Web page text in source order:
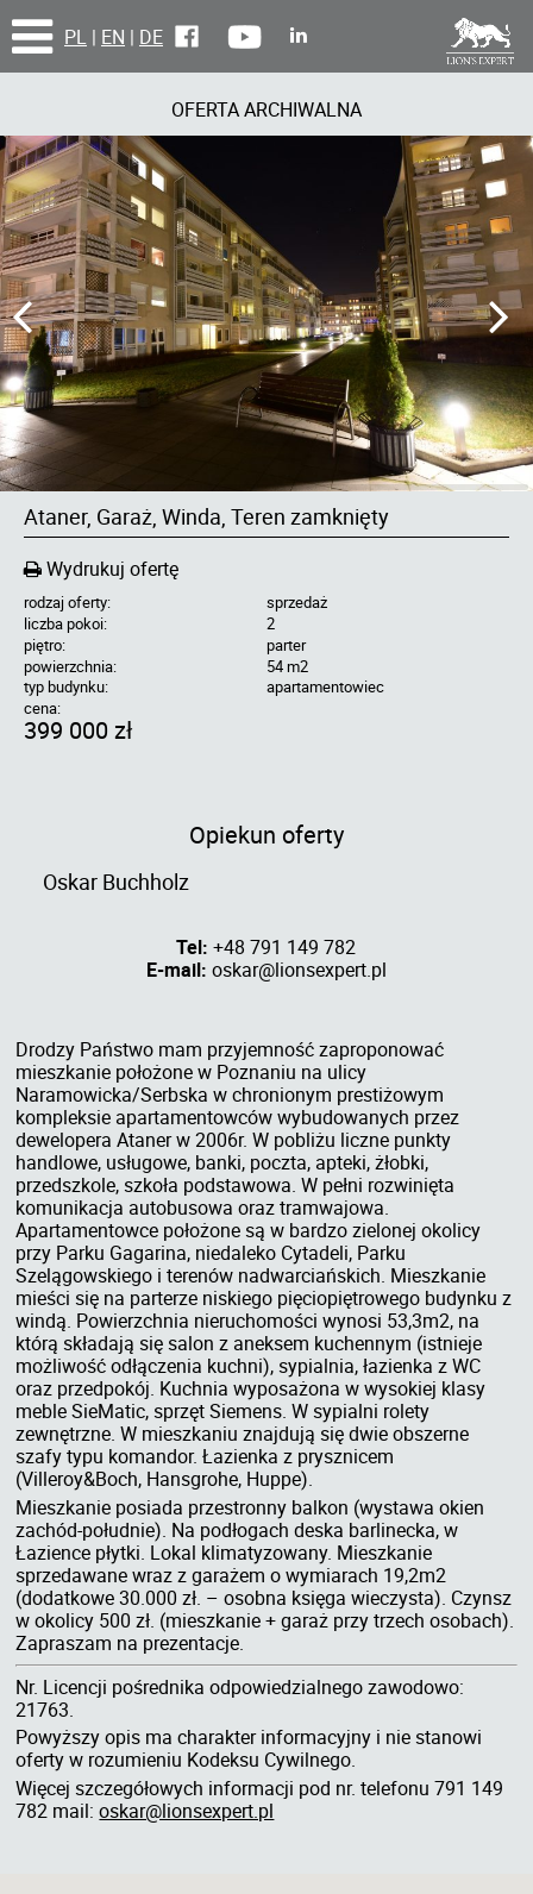
PL | EN | DE
OFERTA ARCHIWALNA
Ataner, Garaż, Winda, Teren zamknięty
Wydrukuj ofertę
rodzaj oferty:
sprzedaż
liczba pokoi:
2
piętro:
parter
powierzchnia:
54 m2
typ budynku:
apartamentowiec
cena:
399 000 zł
Opiekun oferty
Oskar Buchholz
Tel: +48 791 149 782
E-mail: oskar@lionsexpert.pl
Drodzy Państwo mam przyjemność zaproponować
mieszkanie położone w Poznaniu na ulicy
Naramowicka/Serbska w chronionym prestiżowym
kompleksie apartamentowców wybudowanych przez
dewelopera Ataner w 2006r. W pobliżu liczne punkty
handlowe, usługowe, banki, poczta, apteki, żłobki,
przedszkole, szkoła podstawowa. W pełni rozwinięta
komunikacja autobusowa oraz tramwajowa.
Apartamentowce położone są w bardzo zielonej okolicy
przy Parku Gagarina, niedaleko Cytadeli, Parku
Szelągowskiego i terenów nadwarciańskich. Mieszkanie
mieści się na parterze niskiego pięciopiętrowego budynku z
windą. Powierzchnia nieruchomości wynosi 53,3m2, na
którą składają się salon z aneksem kuchennym (istnieje
możliwość odłączenia kuchni), sypialnia, łazienka z WC
oraz przedpokój. Kuchnia wyposażona w wysokiej klasy
meble SieMatic, sprzęt Siemens. W sypialni rolety
zewnętrzne. W mieszkaniu znajdują się dwie obszerne
szafy typu komandor. Łazienka z prysznicem
(Villeroy&Boch, Hansgrohe, Huppe).
Mieszkanie posiada przestronny balkon (wystawa okien
zachód-południe). Na podłogach deska barlinecka, w
Łazience płytki. Lokal klimatyzowany. Mieszkanie
sprzedawane wraz z garażem o wymiarach 19,2m2
(dodatkowe 30.000 zł. – osobna księga wieczysta). Czynsz
w okolicy 500 zł. (mieszkanie + garaż przy trzech osobach).
Zapraszam na prezentacje.
Nr. Licencji pośrednika odpowiedzialnego zawodowo:
21763.
Powyższy opis ma charakter informacyjny i nie stanowi
oferty w rozumieniu Kodeksu Cywilnego.
Więcej szczegółowych informacji pod nr. telefonu 791 149
782 mail:oskar@lionsexpert.pl